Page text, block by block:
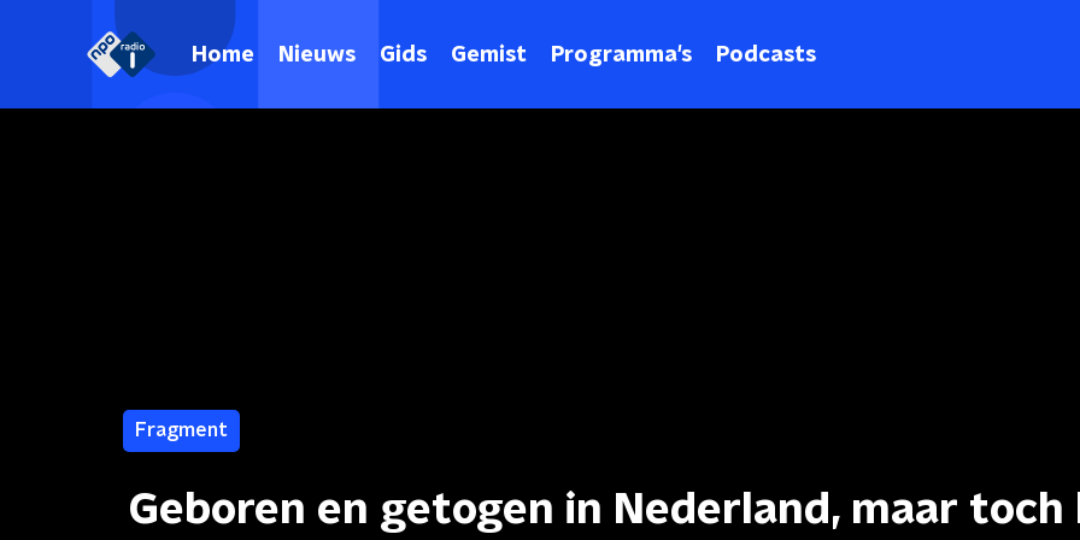
Home Nieuws Gids Gemist Programma's Podcasts
Fragment
Geboren en getogen in Nederland, maar toch